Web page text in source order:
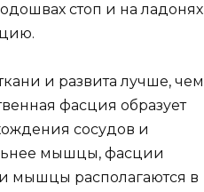
стоп и на ладонях
и развита лучше, чем
фасция образует
сосудов и
мышцы, фасции
мышцы располагаются в